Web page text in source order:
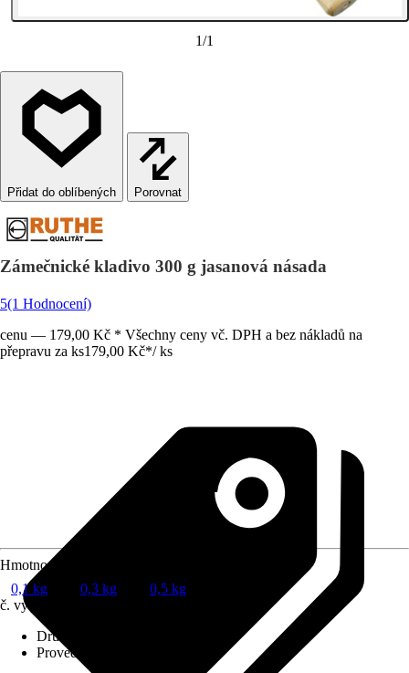
1/1
Porovnat
Zámečnické kladivo 300 g jasanová násada
5(1 Hodnocení)
cenu — 179,00 Kč * Všechny ceny vč. DPH a bez nákladů na
přepravu za ks179,00 Kč*/ ks
Hmotnost hlavy kladiva
0,1 kg
0,3 kg
0,5 kg
č. výrobku
Druh výrobku
Provedení násady